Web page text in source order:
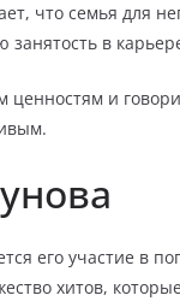
что семья для
занятость в
и
его участие в
хитов,